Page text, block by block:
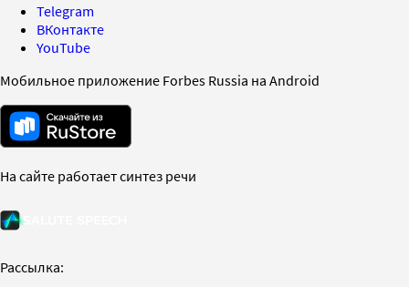
Telegram
ВКонтакте
YouTube
Мобильное приложение Forbes Russia на Android
На сайте работает синтез речи
Рассылка: